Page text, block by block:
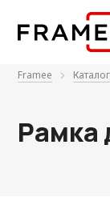
Framee
Рамка